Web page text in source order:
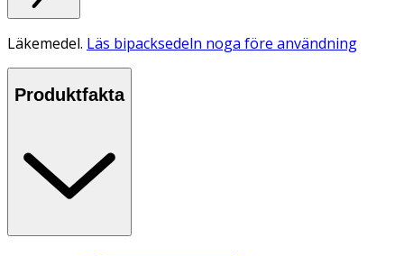
Läkemedel. Läs bipacksedeln noga före användning
Produktfakta